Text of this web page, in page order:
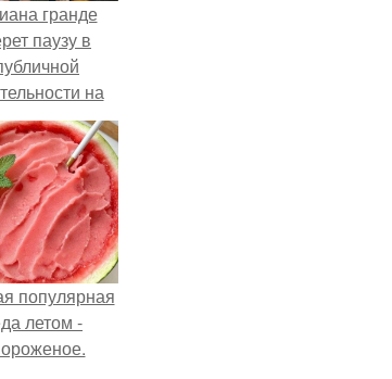
гранде
паузу в
на
слухов о
здоровье.
популярная
летом -